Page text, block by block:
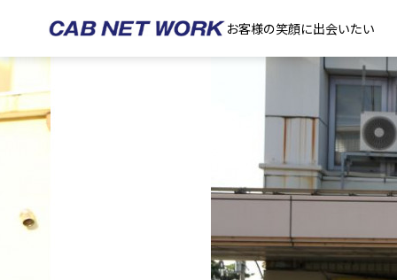
お客様の笑顔に出会いたい